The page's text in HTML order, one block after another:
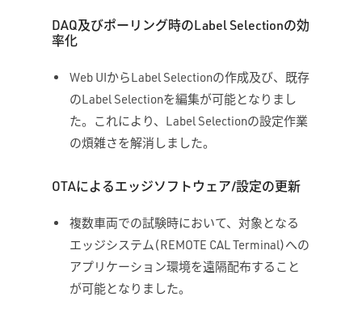
DAQ及びポーリング時のLabel Selectionの効
率化
Web UIからLabel Selectionの作成及び、既存
のLabel Selectionを編集が可能となりまし
た。これにより、Label Selectionの設定作業
の煩雑さを解消しました。
OTAによるエッジソフトウェア/設定の更新
複数車両での試験時において、対象となる
エッジシステム(REMOTE CAL Terminal)への
アプリケーション環境を遠隔配布すること
が可能となりました。